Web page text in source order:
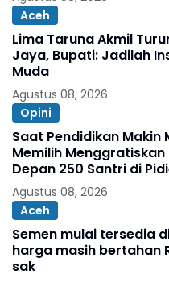
Aceh
Lima Taruna Akmil
Jaya, Bupati: Jadilah
Muda
Agustus 08, 2026
Opini
Saat Pendidikan Makin
Memilih
Depan 250 Santri di
Agustus 08, 2026
Aceh
Semen mulai tersedia
harga masih bertahan
sak